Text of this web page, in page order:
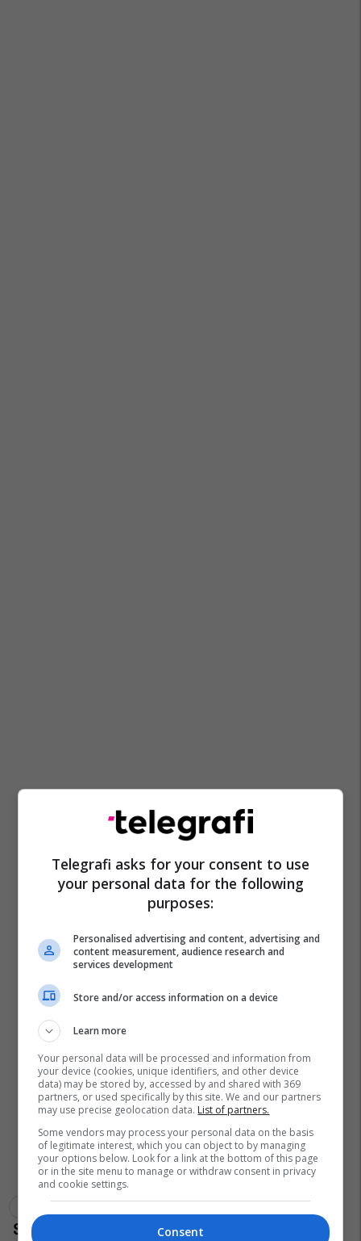
Telegrafi asks for your consent to use
your personal data for the following
purposes:
Personalised advertising and content, advertising and
content measurement, audience research and
services development
Store and/or access information on a device
Learn more
Your personal data will be processed and information from
your device (cookies, unique identifiers, and other device
data) may be stored by, accessed by and shared with 369
partners, or used specifically by this site. We and our partners
may use precise geolocation data. List of partners.
Some vendors may process your personal data on the basis
of legitimate interest, which you can object to by managing
your options below. Look for a link at the bottom of this page
or in the site menu to manage or withdraw consent in privacy
and cookie settings.
Consent